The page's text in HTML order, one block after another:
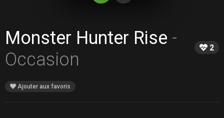
Monster Hunter Rise -
Occasion
2
Ajouter aux favoris